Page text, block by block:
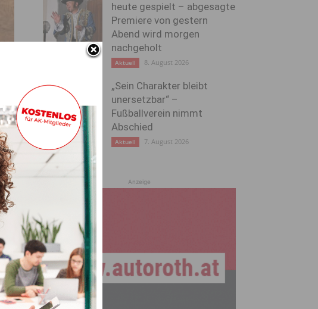
heute gespielt – abgesagte
Premiere von gestern
Abend wird morgen
nachgeholt
Aktuell 8. August 2026
„Sein Charakter bleibt
unersetzbar“ –
Fußballverein nimmt
Abschied
Aktuell 7. August 2026
Anzeige